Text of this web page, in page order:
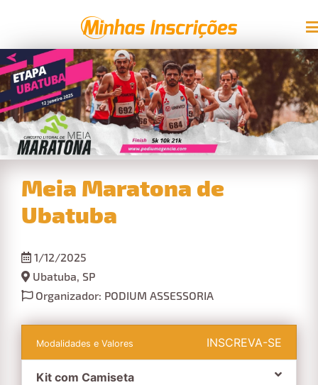
Meia Maratona de
Ubatuba
1/12/2025
Ubatuba, SP
Organizador: PODIUM ASSESSORIA
Modalidades e Valores INSCREVA-SE
Kit com Camiseta